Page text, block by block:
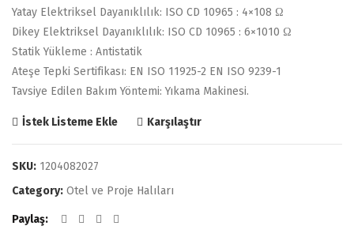
Yatay Elektriksel Dayanıklılık: ISO CD 10965 : 4×108 Ω
Dikey Elektriksel Dayanıklılık: ISO CD 10965 : 6×1010 Ω
Statik Yükleme : Antistatik
Ateşe Tepki Sertifikası: EN ISO 11925-2 EN ISO 9239-1
Tavsiye Edilen Bakım Yöntemi: Yıkama Makinesi.
İstek Listeme Ekle Karşılaştır
SKU: 1204082027
Category: Otel ve Proje Halıları
Paylaş